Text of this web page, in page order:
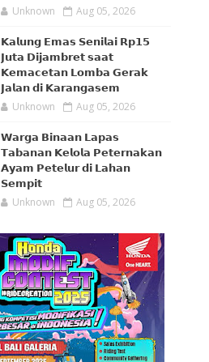
Unknown Aug 05, 2026
𝗞𝗮𝗹𝘂𝗻𝗴 𝗘𝗺𝗮𝘀 𝗦𝗲𝗻𝗶𝗹𝗮𝗶 𝗥𝗽𝟭𝟱
𝗝𝘂𝘁𝗮 𝗗𝗶𝗷𝗮𝗺𝗯𝗿𝗲𝘁 𝘀𝗮𝗮𝘁
𝗞𝗲𝗺𝗮𝗰𝗲𝘁𝗮𝗻 𝗟𝗼𝗺𝗯𝗮 𝗚𝗲𝗿𝗮𝗸
𝗝𝗮𝗹𝗮𝗻 𝗱𝗶 𝗞𝗮𝗿𝗮𝗻𝗴𝗮𝘀𝗲𝗺
Unknown Aug 05, 2026
𝗪𝗮𝗿𝗴𝗮 𝗕𝗶𝗻𝗮𝗮𝗻 𝗟𝗮𝗽𝗮𝘀
𝗧𝗮𝗯𝗮𝗻𝗮𝗻 𝗞𝗲𝗹𝗼𝗹𝗮 𝗣𝗲𝘁𝗲𝗿𝗻𝗮𝗸𝗮𝗻
𝗔𝘆𝗮𝗺 𝗣𝗲𝘁𝗲𝗹𝘂𝗿 𝗱𝗶 𝗟𝗮𝗵𝗮𝗻
𝗦𝗲𝗺𝗽𝗶𝘁
Unknown Aug 05, 2026